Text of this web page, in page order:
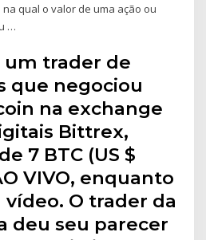
qual o valor de uma ação ou
…
um trader de
que negociou
na exchange
Bittrex,
7 BTC (US $
VIVO, enquanto
vídeo. O trader da
deu seu parecer